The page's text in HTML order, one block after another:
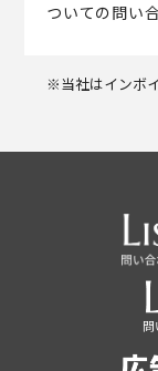
ついての問い
※当社はインボ